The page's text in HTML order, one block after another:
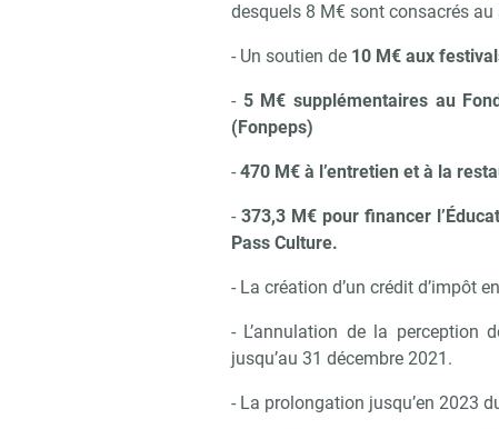
desquels 8 M€ sont consacrés
- Un soutien de 10 M€ aux
- 5 M€ supplémentaires au
(Fonpeps)
- 470 M€ à l’entretien et à la
-373,3 M€ pour financer
Pass Culture.
- La création d’un crédit d’impôt
- L’annulation de la perception
jusqu’au 31 décembre 2021.
- La prolongation jusqu’en 2023
Recevoir